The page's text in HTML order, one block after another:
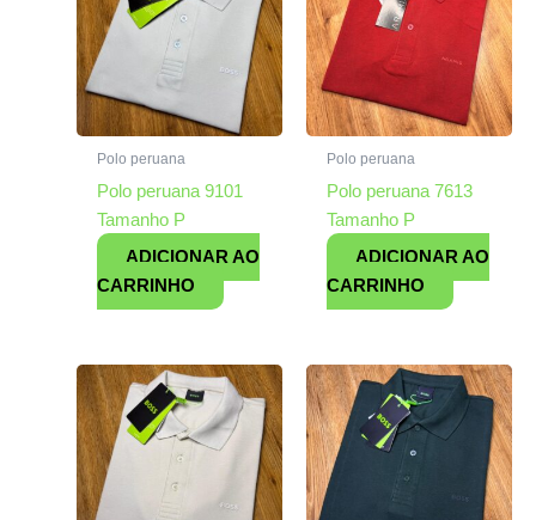
Polo peruana
Polo peruana 9101
Tamanho P
ADICIONAR AO
CARRINHO
Polo peruana
Polo peruana 7613
Tamanho P
ADICIONAR AO
CARRINHO